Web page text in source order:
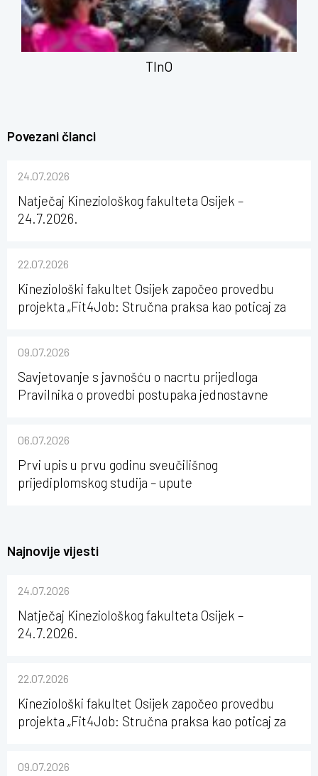
TInO
Povezani članci
24.07.2026
Natječaj Kineziološkog fakulteta Osijek –
24.7.2026.
22.07.2026
Kineziološki fakultet Osijek započeo provedbu
projekta „Fit4Job: Stručna praksa kao poticaj za
09.07.2026
Savjetovanje s javnošću o nacrtu prijedloga
Pravilnika o provedbi postupaka jednostavne
Osijeku
06.07.2026
Prvi upis u prvu godinu sveučilišnog
prijediplomskog studija – upute
Najnovije vijesti
24.07.2026
Natječaj Kineziološkog fakulteta Osijek –
24.7.2026.
22.07.2026
Kineziološki fakultet Osijek započeo provedbu
projekta „Fit4Job: Stručna praksa kao poticaj za
09.07.2026